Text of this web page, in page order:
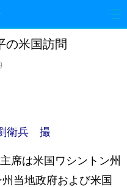
の米国訪問
衛兵 撮
席は米国ワシントン州
当地政府および米国